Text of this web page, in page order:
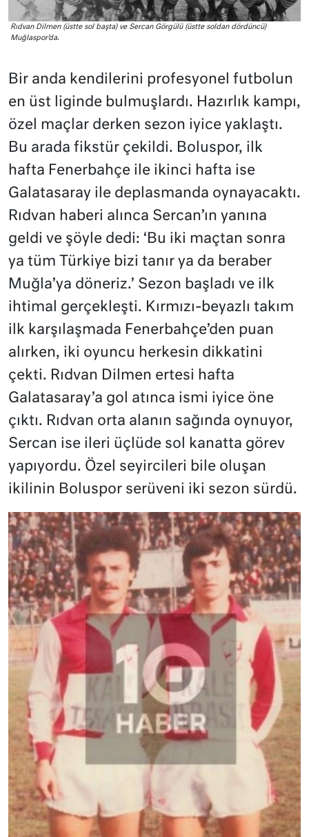
Rıdvan Dilmen (üstte sol başta) ve Sercan Görgülü (üstte soldan dördüncü)
Muğlaspor’da.
Bir anda kendilerini profesyonel futbolun
en üst liginde bulmuşlardı. Hazırlık kampı,
özel maçlar derken sezon iyice yaklaştı.
Bu arada fikstür çekildi. Boluspor, ilk
hafta Fenerbahçe ile ikinci hafta ise
Galatasaray ile deplasmanda oynayacaktı.
Rıdvan haberi alınca Sercan’ın yanına
geldi ve şöyle dedi: ‘Bu iki maçtan sonra
ya tüm Türkiye bizi tanır ya da beraber
Muğla’ya döneriz.’ Sezon başladı ve ilk
ihtimal gerçekleşti. Kırmızı-beyazlı takım
ilk karşılaşmada Fenerbahçe’den puan
alırken, iki oyuncu herkesin dikkatini
çekti. Rıdvan Dilmen ertesi hafta
Galatasaray’a gol atınca ismi iyice öne
çıktı. Rıdvan orta alanın sağında oynuyor,
Sercan ise ileri üçlüde sol kanatta görev
yapıyordu. Özel seyircileri bile oluşan
ikilinin Boluspor serüveni iki sezon sürdü.